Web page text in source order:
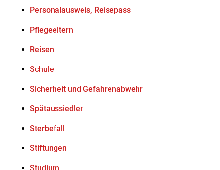
Personalausweis, Reisepass
Pflegeeltern
Reisen
Schule
Sicherheit und Gefahrenabwehr
Spätaussiedler
Sterbefall
Stiftungen
Studium